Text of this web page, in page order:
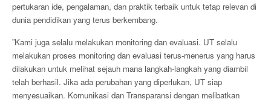
pertukaran ide, pengalaman, dan praktik terbaik untuk tetap relevan di
dunia pendidikan yang terus berkembang.
”Kami juga selalu melakukan monitoring dan evaluasi. UT selalu
melakukan proses monitoring dan evaluasi terus-menerus yang harus
dilakukan untuk melihat sejauh mana langkah-langkah yang diambil
telah berhasil. Jika ada perubahan yang diperlukan, UT siap
menyesuaikan. Komunikasi dan Transparansi dengan melibatkan